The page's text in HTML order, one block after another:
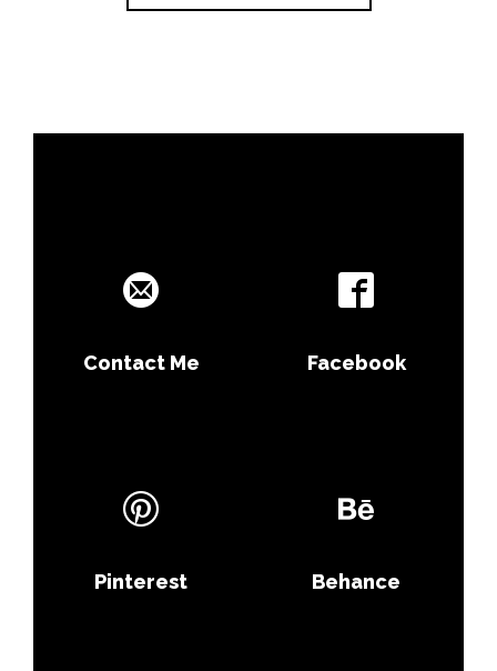
Contact Me Facebook
Pinterest Behance